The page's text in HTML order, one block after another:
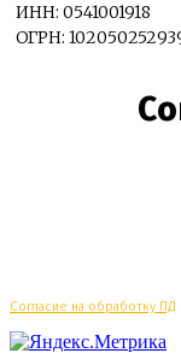
ИНН: 0541001918
ОГРН:
Согласие на обработку ПД